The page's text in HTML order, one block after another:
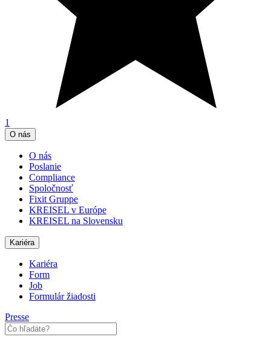
1
O nás
O nás
Poslanie
Compliance
Spoločnosť
Fixit Gruppe
KREISEL v Európe
KREISEL na Slovensku
Kariéra
Kariéra
Form
Job
Formulár žiadosti
Presse